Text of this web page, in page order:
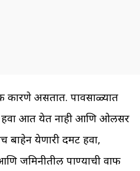
कारणे असतात. पावसाळ्यात
हवा आत येत नाही आणि ओलसर
येणारी दमट हवा,
जमिनीतील पाण्याची वाफ